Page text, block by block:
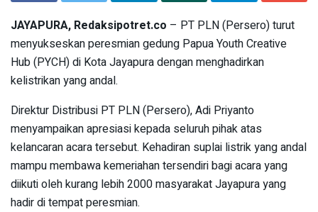
JAYAPURA, Redaksipotret.co – PT PLN (Persero) turut
menyukseskan peresmian gedung Papua Youth Creative
Hub (PYCH) di Kota Jayapura dengan menghadirkan
kelistrikan yang andal.
Direktur Distribusi PT PLN (Persero), Adi Priyanto
menyampaikan apresiasi kepada seluruh pihak atas
kelancaran acara tersebut. Kehadiran suplai listrik yang andal
mampu membawa kemeriahan tersendiri bagi acara yang
diikuti oleh kurang lebih 2000 masyarakat Jayapura yang
hadir di tempat peresmian.